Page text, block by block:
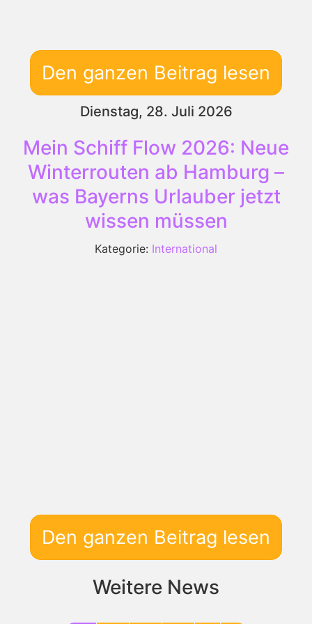
Den ganzen Beitrag lesen
Dienstag, 28. Juli 2026
Mein Schiff Flow 2026: Neue
Winterrouten ab Hamburg –
was Bayerns Urlauber jetzt
wissen müssen
Kategorie: International
Den ganzen Beitrag lesen
Weitere News